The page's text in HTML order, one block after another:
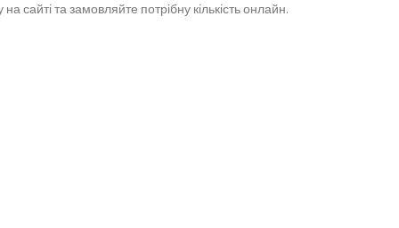
та замовляйте потрібну кількість онлайн.